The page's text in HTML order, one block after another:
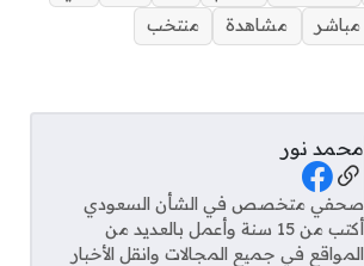
مباشر مشاهدة منتخب
محمد نور
Social Links
صحفي متخصص في الشأن السعودي
أكتب من 15 سنة وأعمل بالعديد من
المواقع في جميع المجالات وانقل الأخبار